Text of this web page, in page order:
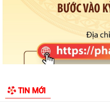
TIN MỚI
HỘI LIÊN HIỆP PHỤ NỮ PHƯỜNG
LUẬT AN TOÀN GIAO THÔNG,
PHƯỜNG HẢI DƯƠNG THAM DỰ
HỌC TẬP, QUÁN TRIỆT VÀ TRIỂN
CHƯƠNG TRÌNH CÔNG TÁC
ngày 27/7/2026 đến ngày 02/8/